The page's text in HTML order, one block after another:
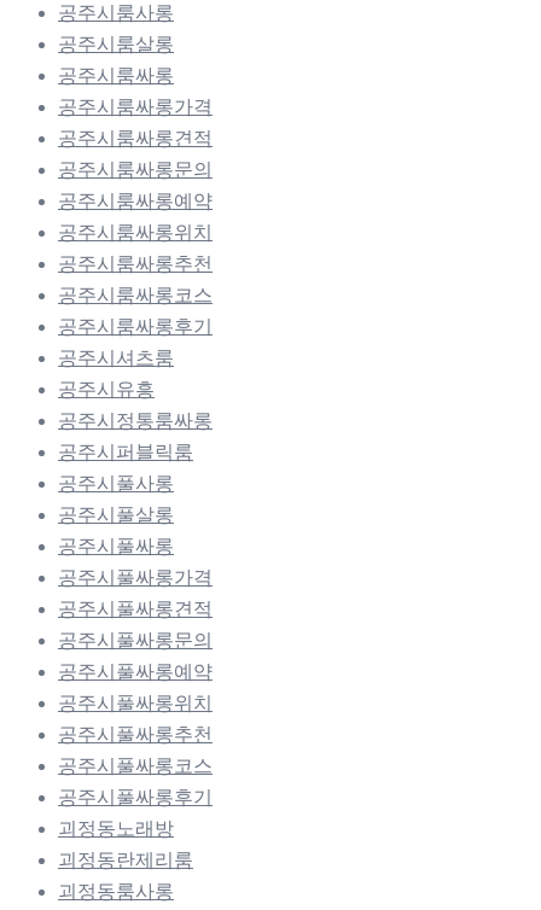
공주시룸사롱
공주시룸살롱
공주시룸싸롱
공주시룸싸롱가격
공주시룸싸롱견적
공주시룸싸롱문의
공주시룸싸롱예약
공주시룸싸롱위치
공주시룸싸롱추천
공주시룸싸롱코스
공주시룸싸롱후기
공주시셔츠룸
공주시유흥
공주시정통룸싸롱
공주시퍼블릭룸
공주시풀사롱
공주시풀살롱
공주시풀싸롱
공주시풀싸롱가격
공주시풀싸롱견적
공주시풀싸롱문의
공주시풀싸롱예약
공주시풀싸롱위치
공주시풀싸롱추천
공주시풀싸롱코스
공주시풀싸롱후기
괴정동노래방
괴정동란제리룸
괴정동룸사롱